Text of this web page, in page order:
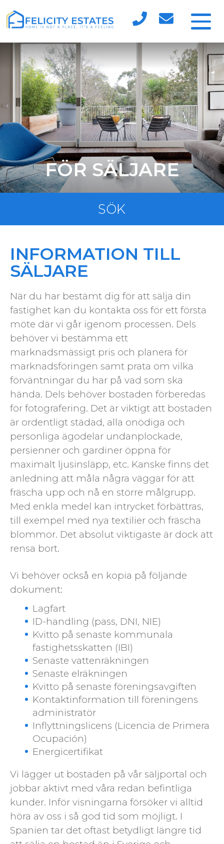
FÖR SÄLJARE
SÖK
INFORMATION TILL
SÄLJARE
När du har bestämt dig för att sälja din
fastighet kan du kontakta oss för ett första
möte där vi går igenom processen. Dels
behöver vi bestämma ett
marknadsmässigt pris och planera för
marknadsföringen samt prata om vilka
förväntningar du har på vad som ska
hända. Dels behöver bostaden förberedas
för fotografering. Det är viktigt att bostaden
är ordentligt städad, alla onödiga och
personliga ägodelar undanplockade,
persienner och gardiner öppna för
maximalt ljusinsläpp, etc. Kanske finns det
anledning att måla några väggar för att
fräscha upp och nå en större målgrupp.
Med enkla medel kan intrycket förbättras,
till exempel med nya textilier och fräscha
blommor. Det absolut viktigaste är dock att
rensa bort.
Vi behöver också en kopia på följande
dokument:
Lagfart
ID-handling (pass, DNI, NIE)
Kvitto på senaste kommunala
fastighetsskatten (IBI)
Senaste vattenräkningen
Senaste elräkningen
Kvitto på senaste föreningsavgiften
Kontaktinformation till föreningens
administratör
Inflyttningslicens (Licencia de Primera
Ocupación)
Energicertifikat
Vi lägger ut bostaden på vår säljportal och
jobbar aktivt med våra redan befintliga
kunder. Inför visningarna försöker vi alltid
höra av oss i så god tid som möjligt. I
Spanien tar det oftast betydligt längre tid